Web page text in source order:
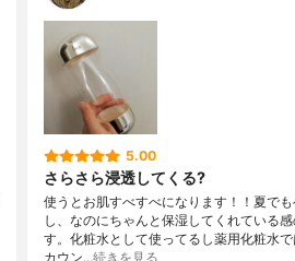
5.00
さらさら浸透してくる?
使うとお肌すべすべになります！！夏で
し、なのにちゃんと保湿してくれている
す。化粧水として使ってるし薬用化粧水で
カウン…続きを見る